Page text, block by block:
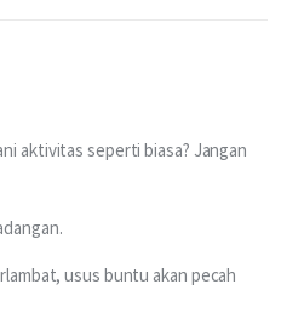
aktivitas seperti biasa? Jangan
usus buntu akan pecah